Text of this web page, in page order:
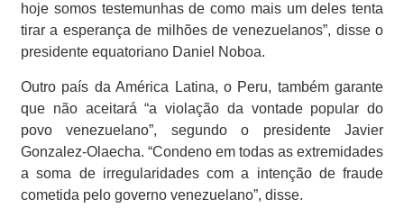
hoje somos testemunhas de como mais um deles tenta
tirar a esperança de milhões de venezuelanos”, disse o
presidente equatoriano Daniel Noboa.
Outro país da América Latina, o Peru, também garante
que não aceitará “a violação da vontade popular do
povo venezuelano”, segundo o presidente Javier
Gonzalez-Olaecha. “Condeno em todas as extremidades
a soma de irregularidades com a intenção de fraude
cometida pelo governo venezuelano”, disse.